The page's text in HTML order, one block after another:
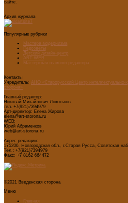
сайте.
Архив журнала
Популярные рубрики
Мастера модернизма
Педсоветы
Детский дизайн-центр
ART WEB
Мастерская главного редактора
Контакты
Учредитель: АНО «Старорусский Центр интеллектуально-
сторона»
Главный редактор:
Николай Михайлович Локотьков
тел. +7(921)7394979
Арт-директор: Елена Жирова
elena@art-storona.ru
WEB:
Юрий Абраменков
web@art-storona.ru
Адрес редакции:
175206, Новгородская обл., г.Старая Русса, Советская
Тел.: +7(921)7394979
Факс: +7 8162 664472
©2021 Введенская сторона
Меню
Главная